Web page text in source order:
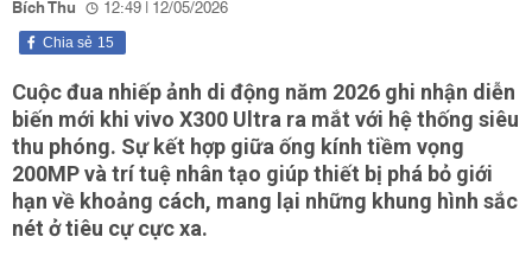
Bích Thu 12:49 | 12/05/2026
15
Chia sẻ
Cuộc đua nhiếp ảnh di động năm 2026 ghi nhận diễn
biến mới khi vivo X300 Ultra ra mắt với hệ thống siêu
thu phóng. Sự kết hợp giữa ống kính tiềm vọng
200MP và trí tuệ nhân tạo giúp thiết bị phá bỏ giới
hạn về khoảng cách, mang lại những khung hình sắc
nét ở tiêu cự cực xa.